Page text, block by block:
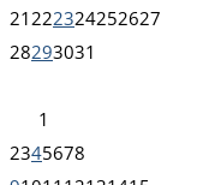
21 222324252627
28293031
1
2345678